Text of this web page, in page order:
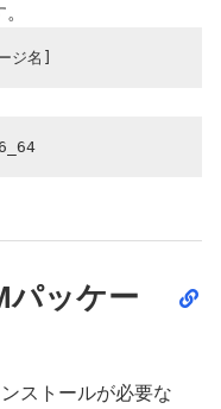
名]
パッケー
ストールが必要な